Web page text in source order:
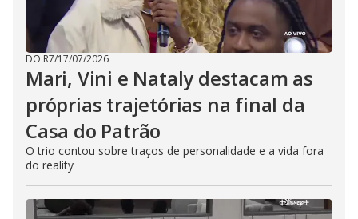
DO R7/17/07/2026
Mari, Vini e Nataly destacam as
próprias trajetórias na final da
Casa do Patrão
O trio contou sobre traços de personalidade e a vida fora
do reality